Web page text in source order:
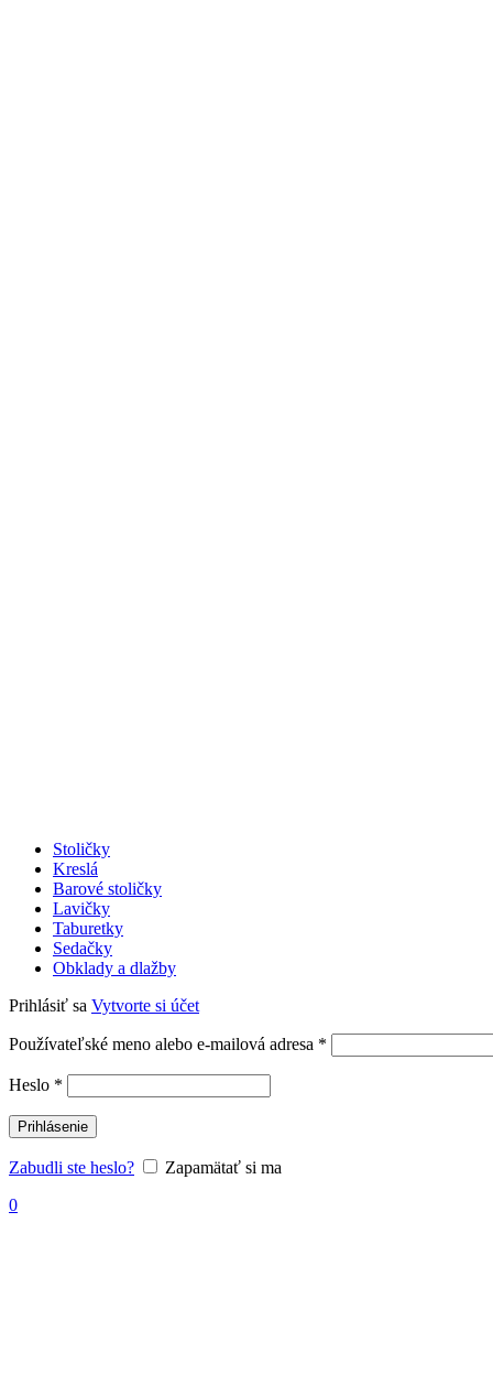
Stoličky
Kreslá
Barové stoličky
Lavičky
Taburetky
Sedačky
Obklady a dlažby
Prihlásiť sa Vytvorte si účet
Používateľské meno alebo e-mailová adresa *
Heslo *
Prihlásenie
Zabudli ste heslo?
Zapamätať si ma
0